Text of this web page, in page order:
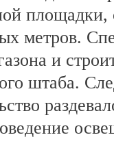
метров.
и
штаба.